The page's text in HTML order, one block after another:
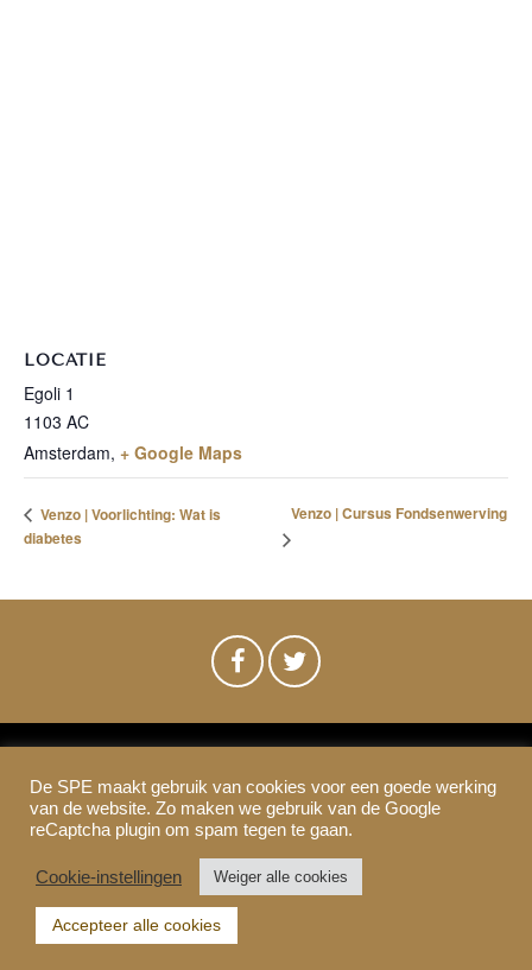
LOCATIE
Egoli 1
1103 AC
Amsterdam, + Google Maps
Venzo | Voorlichting: Wat is
diabetes
Venzo | Cursus Fondsenwerving
SPE-Amsterdam © 2021
Colofon & Disclaimer
Privacy Cookies
De SPE maakt gebruik van cookies voor een goede werking
van de website. Zo maken we gebruik van de Google
reCaptcha plugin om spam tegen te gaan.
Cookie-instellingen Weiger alle cookies
Accepteer alle cookies